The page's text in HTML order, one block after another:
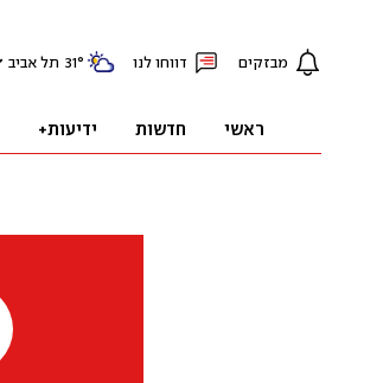
מבזקים דווחו לנו 31° תל אביב
ראשי חדשות ידיעות+